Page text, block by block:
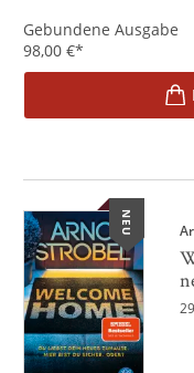
Gebundene Ausgabe
98,00 €*
NEU